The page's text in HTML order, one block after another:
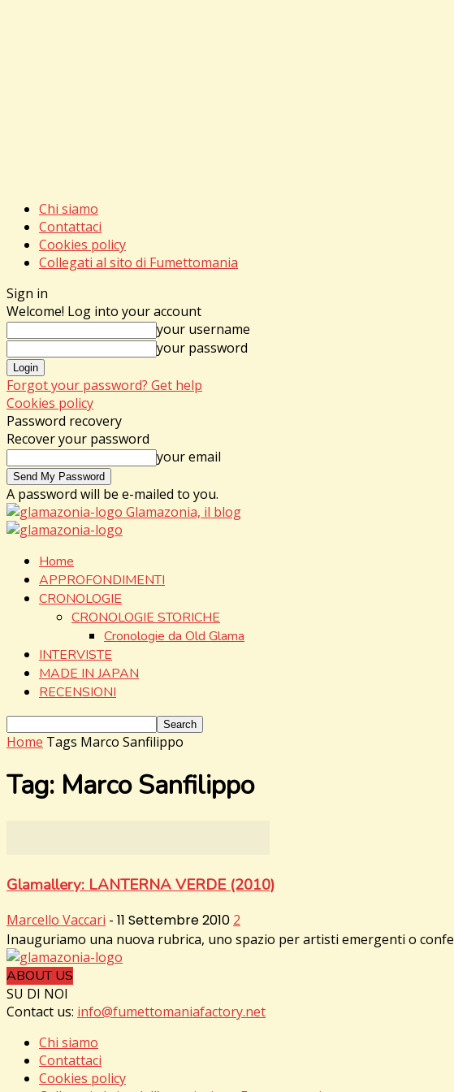
Chi siamo
Contattaci
Cookies policy
Collegati al sito di Fumettomania
Sign in
Welcome! Log into your account
your username
your password
Forgot your password? Get help
Cookies policy
Password recovery
Recover your password
your email
A password will be e-mailed to you.
Glamazonia, il blog
Home
APPROFONDIMENTI
CRONOLOGIE
CRONOLOGIE STORICHE
Cronologie da Old Glama
INTERVISTE
MADE IN JAPAN
RECENSIONI
Home Tags Marco Sanfilippo
Tag: Marco Sanfilippo
Glamallery: LANTERNA VERDE (2010)
Marcello Vaccari - 11 Settembre 2010 2
Inauguriamo una nuova rubrica, uno spazio per artisti emergenti o
ABOUT US
SU DI NOI
Contact us: info@fumettomaniafactory.net
Chi siamo
Contattaci
Cookies policy